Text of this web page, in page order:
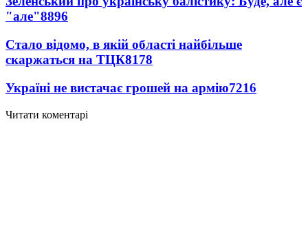
"але"8896
Стало відомо, в якій області найбільше
скаржаться на ТЦК8178
Україні не вистачає грошей на армію7216
Читати коментарі